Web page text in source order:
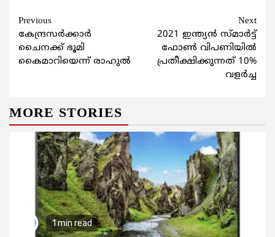
Continue
Reading
Previous
കേന്ദ്രസര്‍ക്കാര്‍
ചൈനക്ക് ഭൂമി
കൈമാറിയെന്ന് രാഹുല്‍
Next
2021 ഇന്ത്യന്‍ സ്മാര്‍ട്ട്
ഫോണ്‍ വിപണിയില്‍
പ്രതീക്ഷിക്കുന്നത് 10%
വളര്‍ച്ച
MORE STORIES
1 min read